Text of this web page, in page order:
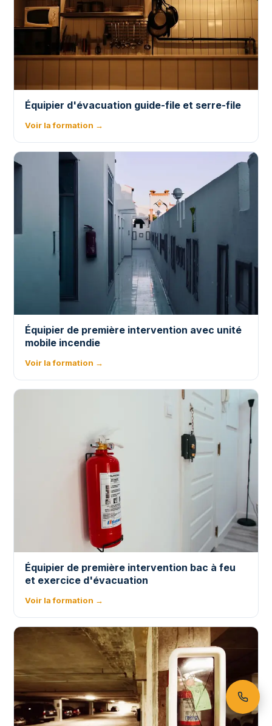
Équipier d'évacuation guide-file et serre-file
Voir la formation →
Équipier de première intervention avec unité
mobile incendie
Voir la formation →
Équipier de première intervention bac à feu
et exercice d'évacuation
Voir la formation →